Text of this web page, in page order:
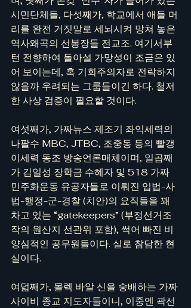
시민단체들, 다섯째가, 학교에서 애들 머
리를 완전 거짓말로 세뇌시켜 망쳐 놓은
역사왜곡의 선봉장들 전교조. 여기서부
턴 전향하여 돌아설 가망성이 조금은 있
어 보이는데, 혹 기회주의자로 전락하지
않을까 우려되는 그룹들이긴 하다. 철저
한 사상 검증이 필요할 것이다.
여섯째가, 가짜뉴스 제조기 좌익세력의
나팔수 MBC, JTBC, 조중동 등의 빨갱
이세력 동조 방송언론매체이며, 일곱째
가 김일성 장학금 수혜자 및 518 가짜
민주화운동 유공자들로 이뤄진 입법-사
법-행정-군-경찰 (치안)의 요직들을 꽤
차고 있는 “gatekeepers” (부정선거조
작의 원산지 선관위 포함), 썩어 빠진 비
양심적인 공무원들이다. 실로 참담한 현
실이다.
여덟째가, 몰렉 바알 신을 숭배하는 가짜
사이비 종교 지도자들이니, 이중엔 곽선